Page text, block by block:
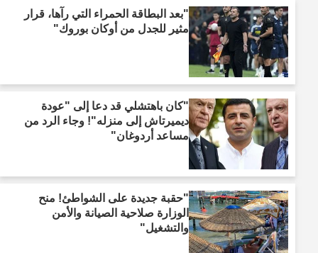
"بعد البطاقة الحمراء التي رآها، قرار
مثير للجدل من أوكان بوروك"
"كان باهتشلي قد دعا إلى "عودة
ديميرتاش إلى منزله"! وجاء الرد من
مساعد أردوغان"
"حقبة جديدة على الشواطئ! منح
الوزارة صلاحية الصيانة والأمن
والتشغيل"